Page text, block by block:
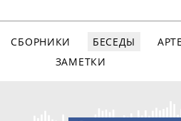
СБОРНИКИ БЕСЕДЫ
ЗАМЕТКИ